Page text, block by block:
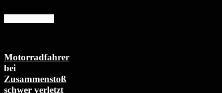
Motorradfahrer
bei
Zusammenstoß
schwer verletzt